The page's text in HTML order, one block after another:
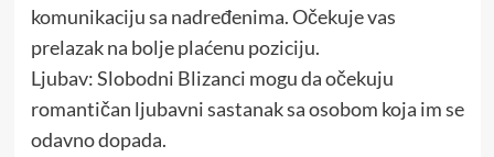
komunikaciju sa nadređenima. Očekuje vas
prelazak na bolje plaćenu poziciju.
Ljubav: Slobodni Blizanci mogu da očekuju
romantičan ljubavni sastanak sa osobom koja im se
odavno dopada.